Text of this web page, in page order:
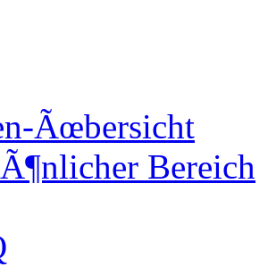
Ãœbersicht
Bereich